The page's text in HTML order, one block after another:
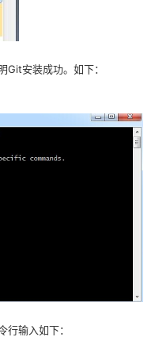
Git安装成功。如下：
行输入如下：